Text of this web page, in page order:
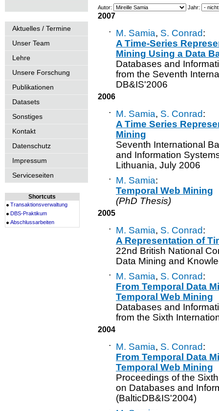
Aktuelles / Termine
Unser Team
Lehre
Unsere Forschung
Publikationen
Datasets
Sonstiges
Kontakt
Datenschutz
Impressum
Serviceseiten
Shortcuts
Transaktionsverwaltung
DBS-Praktikum
Abschlussarbeiten
Autor: Jahr:
2007
· M. Samia, S. Conrad:
A Time-Series
Mining Using a Data
Databases and
from the Seventh
DB&IS'2006
2006
· M. Samia, S. Conrad:
A Time Series
Mining
Seventh International
and Information
Lithuania, July 2006
· M. Samia:
Temporal Web Mining
(PhD Thesis)
2005
· M. Samia, S. Conrad:
A Representation of
22nd British National
Data Mining and
· M. Samia, S. Conrad:
From Temporal Data
Temporal Web Mining
Databases and
from the Sixth
2004
· M. Samia, S. Conrad:
From Temporal Data
Temporal Web Mining
Proceedings of the
on Databases and
(BalticDB&IS'2004)